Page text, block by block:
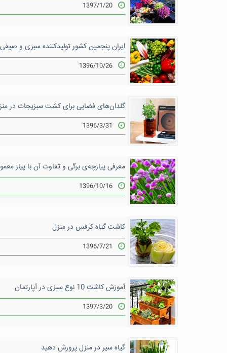
1397/1/20
ایران پنجمین کشور تولیدکننده سبزی و
1396/10/26
گلدان‌های فضایی برای کشت سبزیجات در
1396/3/31
معرفی پیازچه‌ی برگی و تفاوت آن با پیاز
1396/10/16
کاشت گیاه کرفس در منزل
1396/7/21
آموزش کاشت 10 نوع سبزی در آپارتمان
1397/3/20
گیاه سیر در منزل پرورش دهید